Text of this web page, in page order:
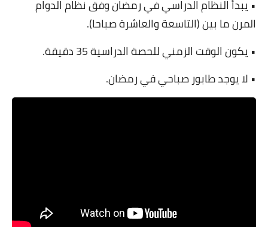
• يبدأ النظام الدراسي في رمضان وفق نظام الدوام
المرن ما بين (التاسعة والعاشرة صباحا).
• يكون الوقت الزمني للحصة الدراسية 35 دقيقة.
• لا يوجد طابور صباحي في رمضان.